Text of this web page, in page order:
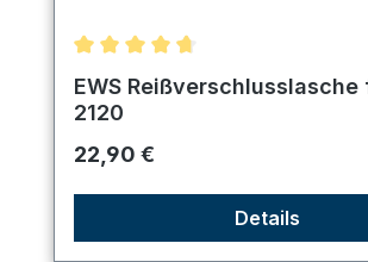
Durchschnittliche Bewertung
EWS Reißverschlusslasche
2120
Regulärer Preis:
22,90 €
Details